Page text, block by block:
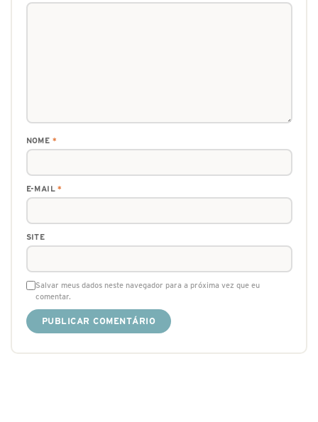
NOME *
E-MAIL*
SITE
Salvar meus dados neste navegador para a próxima vez que eu
comentar.